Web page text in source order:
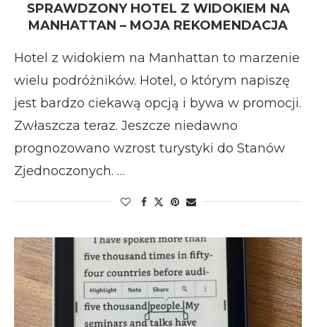
SPRAWDZONY HOTEL Z WIDOKIEM NA
MANHATTAN – MOJA REKOMENDACJA
Hotel z widokiem na Manhattan to marzenie
wielu podróżników. Hotel, o którym napiszę
jest bardzo ciekawą opcją i bywa w promocji.
Zwłaszcza teraz. Jeszcze niedawno
prognozowano wzrost turystyki do Stanów
Zjednoczonych. …